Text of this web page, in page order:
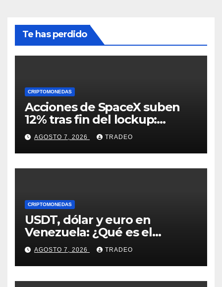
Te has perdido
CRIPTOMONEDAS
Acciones de SpaceX suben
12% tras fin del lockup:
¿Hasta dónde podrían llegar
en agosto?
AGOSTO 7, 2026 TRADEO
CRIPTOMONEDAS
USDT, dólar y euro en
Venezuela: ¿Qué es el
fenómeno “Rockets and
Feathers”?
AGOSTO 7, 2026 TRADEO